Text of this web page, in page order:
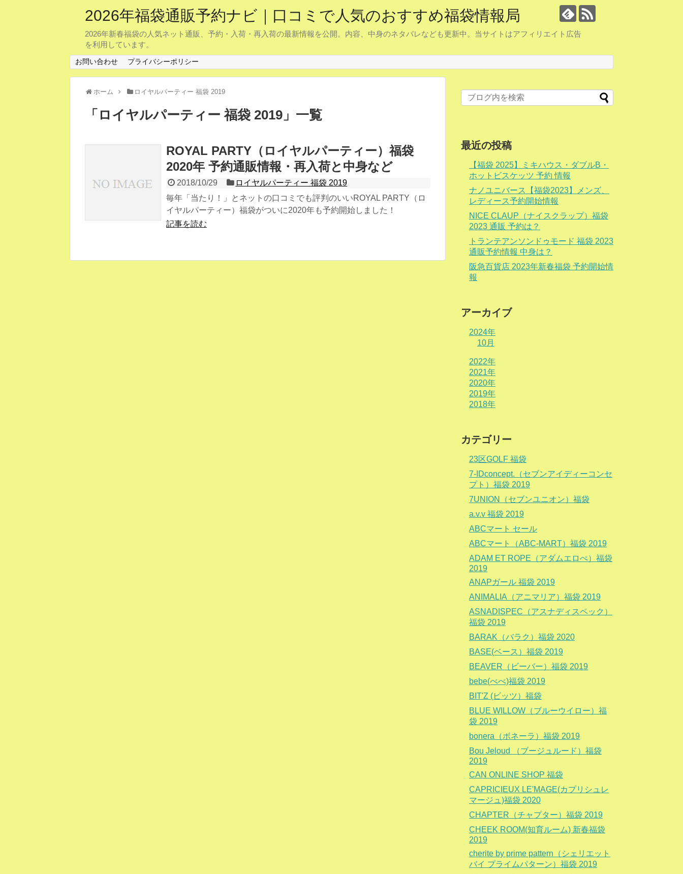
2026年福袋通販予約ナビ｜口コミで人気のおすすめ福袋情報局
2026年新春福袋の人気ネット通販、予約・入荷・再入荷の最新情報を公開。内容、中身のネタバレなども更新中。当サイトはアフィリエイト広告
を利用しています。
お問い合わせ プライバシーポリシー
ホーム ロイヤルパーティー 福袋 2019
「 ロイヤルパーティー 福袋 2019 」 一覧
ROYAL PARTY（ロイヤルパーティー）福袋
2020年 予約通販情報・再入荷と中身など
2018/10/29
ロイヤルパーティー 福袋 2019
毎年「当たり！」とネットの口コミでも評判のいいROYAL PARTY（ロ
イヤルパーティー）福袋がついに2020年も予約開始しました！
記事を読む
最近の投稿
【福袋 2025】ミキハウス・ダブルB・
ホットビスケッツ 予約 情報
ナノユニバース【福袋2023】メンズ、
レディース予約開始情報
NICE CLAUP（ナイスクラップ）福袋
2023 通販 予約は？
トランテアンソンドゥモード 福袋 2023
通販予約情報 中身は？
阪急百貨店 2023年新春福袋 予約開始情
報
アーカイブ
2024年
10月
2022年
2021年
2020年
2019年
2018年
カテゴリー
23区GOLF 福袋
7-IDconcept.（セブンアイディーコンセ
プト）福袋 2019
7UNION（セブンユニオン）福袋
a.v.v 福袋 2019
ABCマート セール
ABCマート（ABC-MART）福袋 2019
ADAM ET ROPE（アダムエロぺ）福袋
2019
ANAPガール 福袋 2019
ANIMALIA（アニマリア）福袋 2019
ASNADISPEC（アスナディスペック）
福袋 2019
BARAK（バラク）福袋 2020
BASE(ベース）福袋 2019
BEAVER（ビーバー）福袋 2019
bebe(べべ)福袋 2019
BIT'Z (ビッツ）福袋
BLUE WILLOW（ブルーウイロー）福
袋 2019
bonera（ボネーラ）福袋 2019
Bou Jeloud （ブージュルード）福袋
2019
CAN ONLINE SHOP 福袋
CAPRICIEUX LE'MAGE(カプリシュレ
マージュ)福袋 2020
CHAPTER（チャプター）福袋 2019
CHEEK ROOM(知育ルーム) 新春福袋
2019
cherite by prime pattern（シェリエット
バイ プライムパターン）福袋 2019